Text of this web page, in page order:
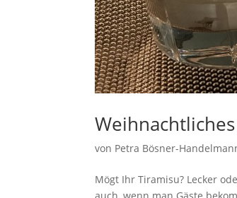
von Petra Bösner-
Mögt Ihr Tiramisu? Lecker
auch, wenn man Gäste